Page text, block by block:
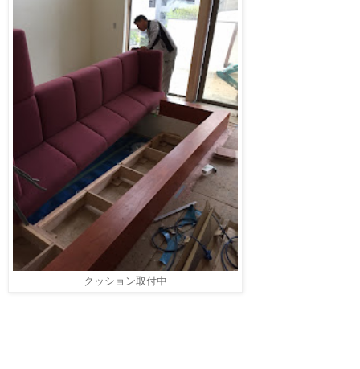
クッション取付中